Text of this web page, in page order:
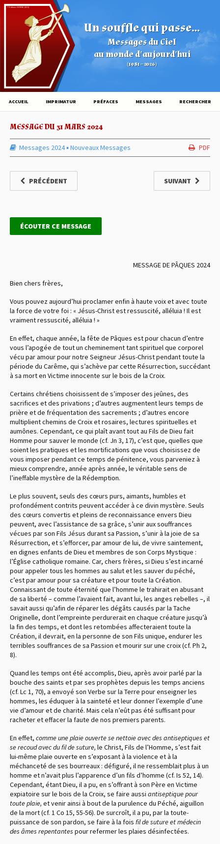
Un souffle qui passe...
Messages du Ciel
au monde d'aujourd'hui
(1981 – 2026)
© Éditions HOVINE (2026)
ACCUEIL IMPRIMATUR PRÉFACES MESSAGES RECHERCHER
MESSAGE DU 31 MARS 2024
Messages 2024▪︎Nouveaux Messages PDF
PRÉCÉDENT SUIVANT
ÉCOUTER CE MESSAGE
MESSAGE DE PÂQUES 2024
Bien chers frères,
Vous pouvez aujourd’hui proclamer enfin à haute voix et avec toute
la force de votre foi : « Jésus-Christ est ressuscité, alléluia ! Il est
vraiment ressuscité, alléluia ! »
En effet, chaque année, la fête de Pâques est pour chacun d’entre
vous l’apogée de tout un cheminement tant spirituel que corporel
vécu par amour pour notre Seigneur Jésus-Christ pendant toute la
période du Carême, qui s’achève par cette Résurrection, succédant
à sa mort en Victime innocente sur le bois de la Croix.
Certains chrétiens choisissent de s’imposer des jeûnes, des
sacrifices et des privations ; d’autres augmentent leurs temps de
prière et de fréquentation des sacrements ; d’autres encore
multiplient chemins de Croix et rosaires, lectures spirituelles et
aumônes. Cependant, ce qui plaît avant tout au Fils de Dieu fait
Homme pour sauver le monde (cf. Jn 3, 17), c’est que, quelles que
soient les pratiques et les mortifications que vous choisissez de
vous imposer pendant ce temps de pénitence, vous parveniez à
mieux comprendre, année après année, le véritable sens de
l’ineffable mystère de la Rédemption.
Le plus souvent, seuls des cœurs purs, aimants, humbles et
profondément contrits peuvent accéder à ce divin mystère. Seuls
des cœurs convertis et pleins de reconnaissance envers Dieu
peuvent, avec l’assistance de sa grâce, s’unir aux souffrances
vécues par son Fils Jésus durant sa Passion, s’unir à la joie de sa
Résurrection, et s’efforcer, par amour de lui, de vivre saintement,
en dignes enfants de Dieu et membres de son Corps Mystique :
l’Église catholique romaine. Car, chers frères, si Dieu s’est incarné
pour appeler tous les hommes au salut et les sauver du péché,
c’est par amour pour sa créature et pour toute la Création.
Connaissant de toute éternité que l’homme le trahirait en abusant
de sa liberté – comme l’avaient fait, avant lui, les anges rebelles –, il
savait aussi qu’afin de réparer les dégâts causés par la Tache
Originelle, dont l’empreinte perdurerait en chaque créature jusqu’à
la fin des temps, et dont les retombées affecteraient toute la
Création, il devrait, en la personne de son Fils unique, endurer les
terribles souffrances de sa Passion et mourir sur une croix (cf. Ph 2,
8).
Quand les temps ont été accomplis, Dieu, après avoir parlé par la
bouche des saints et par ses prophètes depuis les temps anciens
(cf. Lc 1, 70), a envoyé son Verbe sur la Terre pour enseigner les
hommes, les éduquer à la sainteté et leur donner l’exemple d’une
vie d’amour et de charité. Mais cela n’eût pas été suffisant pour
racheter et effacer la faute de nos premiers parents.
En effet, comme une plaie ouverte se nettoie avec des antiseptiques et
se recoud avec du fil de suture, le Christ, Fils de l’Homme, s’est fait
lui-même plaie ouverte en s’exposant à la violence et à la
méchanceté de ses bourreaux : défiguré, il ne ressemblait plus à un
homme et n’avait plus l’apparence d’un fils d’homme (cf. Is 52, 14).
Cependant, étant Dieu, il a pu, en s’offrant à son Père en Victime
expiatoire sur le bois de la Croix, se faire aussi antiseptique pour
toute plaie, et venir ainsi à bout de la purulence du Péché, aiguillon
de la mort (cf. 1 Co 15, 55-56). De surcroît, il a pu, par la toute-
puissance de son pardon, se faire à la fois fil de suture et médecin
des âmes repentantes pour refermer les plaies désinfectées.